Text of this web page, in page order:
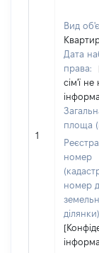
1
Вид
Дата
права:
сім'ї не
площа
номер
номер